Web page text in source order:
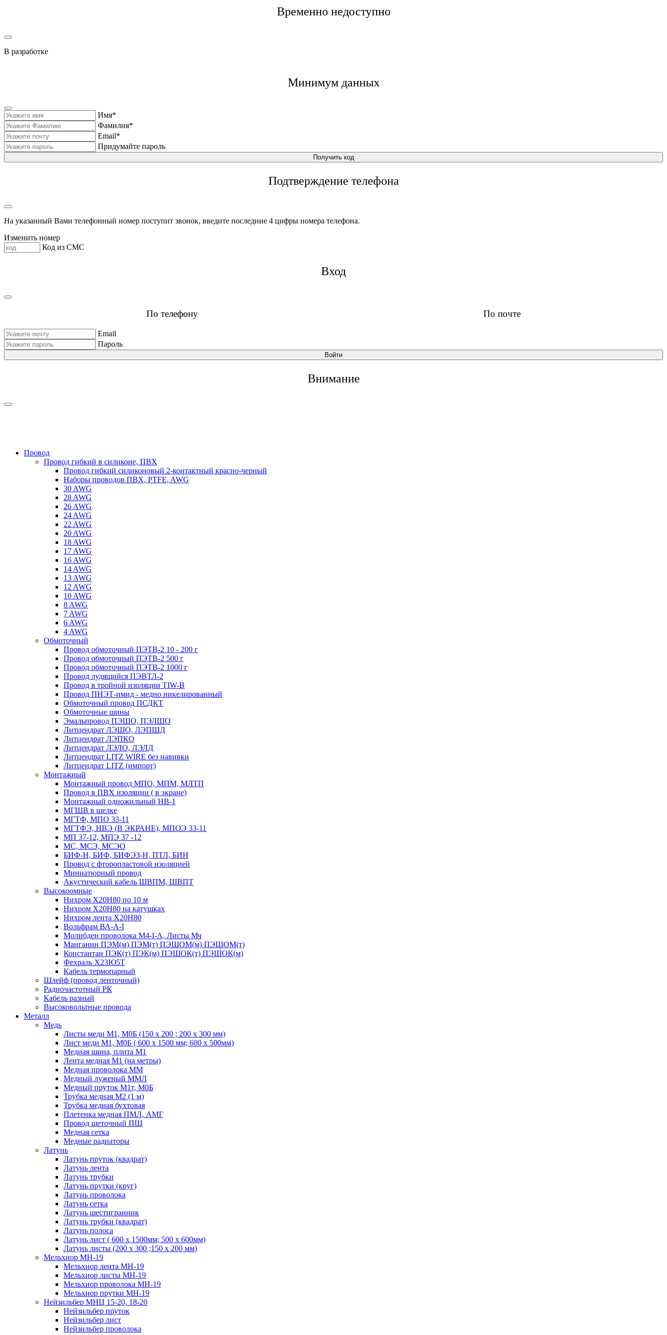
Временно недоступно
В разработке
Минимум данных
Имя*
Фамилия*
Email*
Придумайте пароль
Получить код
Подтверждение телефона
На указанный Вами телефонный номер поступит звонок, введите последние 4 цифры номера телефона.
Изменить номер
Код из СМС
Вход
По телефону По почте
Email
Пароль
Войти
Внимание
Провод
Провод гибкий в силиконе, ПВХ
Провод гибкий силиконовый 2-контактный красно-черный
Наборы проводов ПВХ, PTFE, AWG
30 AWG
28 AWG
26 AWG
24 AWG
22 AWG
20 AWG
18 AWG
17 AWG
16 AWG
14 AWG
13 AWG
12 AWG
10 AWG
8 AWG
7 AWG
6 AWG
4 AWG
Обмоточный
Провод обмоточный ПЭТВ-2 10 - 200 г
Провод обмоточный ПЭТВ-2 500 г
Провод обмоточный ПЭТВ-2 1000 г
Провод лудящийся ПЭВТЛ-2
Провод в тройной изоляции TIW-B
Провод ПНЭТ-имид - медно никелированный
Обмоточный провод ПСДКТ
Обмоточные шины
Эмальпровод ПЭШО, ПЭЛШО
Литцендрат ЛЭШО, ЛЭПШД
Литцендрат ЛЭПКО
Литцендрат ЛЭЛО, ЛЭЛД
Литцендрат LITZ WIRE без навивки
Литцендрат LITZ (импорт)
Монтажный
Монтажный провод МПО, МПМ, МЛТП
Провод в ПВХ изоляции ( в экране)
Монтажный одножильный HB-1
МГШВ в шелке
МГТФ, МПО 33-11
МГТФЭ, НВЭ (В ЭКРАНЕ), МПОЭ 33-11
МП 37-12, МПЭ 37 -12
МС, МСЭ, МСЭО
БИФ-Н, БИФ, БИФЭЗ-Н, ПТЛ, БИН
Провод с фторопластовой изоляцией
Миниатюрный провод
Акустический кабель ШВПМ, ШВПТ
Высокоомные
Нихром Х20Н80 по 10 м
Нихром Х20Н80 на катушках
Нихром лента Х20Н80
Вольфрам ВА-А-I
Молибден проволока М4-I-А, Листы Мч
Манганин ПЭМ(м) ПЭМ(т) ПЭШОМ(м) ПЭШОМ(т)
Константан ПЭК(т) ПЭК(м) ПЭШОК(т) ПЭШОК(м)
Фехраль Х23Ю5Т
Кабель термопарный
Шлейф (провод ленточный)
Радиочастотный РК
Кабель разный
Высоковольтные провода
Металл
Медь
Листы меди М1, М0Б (150 х 200 ; 200 х 300 мм)
Лист меди М1, М0Б ( 600 х 1500 мм; 600 х 500мм)
Медная шина, плита М1
Лента медная М1 (на метры)
Медная проволока ММ
Медный луженый ММЛ
Медный пруток М1т, М0Б
Трубка медная М2 (1 м)
Трубка медная бухтовая
Плетенка медная ПМЛ, АМГ
Провод щеточный ПЩ
Медная сетка
Медные радиаторы
Латунь
Латунь пруток (квадрат)
Латунь лента
Латунь трубки
Латунь прутки (круг)
Латунь проволока
Латунь сетка
Латунь шестигранник
Латунь трубки (квадрат)
Латунь полоса
Латунь лист ( 600 х 1500мм; 500 х 600мм)
Латунь листы (200 х 300 ;150 х 200 мм)
Мельхиор МН-19
Мельхиор лента МН-19
Мельхиор листы МН-19
Мельхиор проволока МН-19
Мельхиор прутки МН-19
Нейзильбер МНЦ 15-20, 18-20
Нейзильбер пруток
Нейзильбер лист
Нейзильбер проволока